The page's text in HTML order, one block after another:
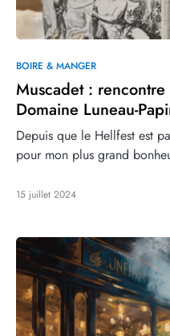
BOIRE & MANGER
Muscadet :
Domaine Luneau-
Depuis que le Hellfest est
pour mon plus grand
15 juillet 2024